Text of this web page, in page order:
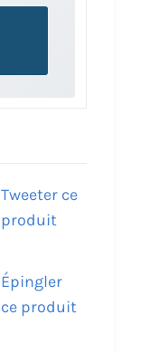
Tweeter ce
produit
Épingler
ce produit